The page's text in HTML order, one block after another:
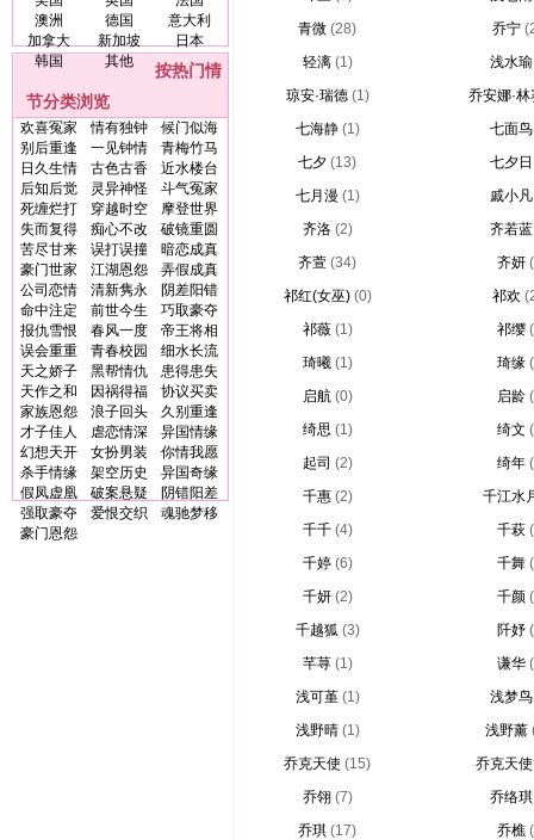
澳洲
德国
意大利
加拿大
新加坡
日本
韩国
其他
按热门情
节分类浏览
欢喜冤家 情有独钟
候门似海
别后重逢
一见钟情
青梅竹马
日久生情
古色古香
近水楼台
后知后觉
灵异神怪
斗气冤家
死缠烂打
穿越时空
摩登世界
失而复得
痴心不改
破镜重圆
苦尽甘来
误打误撞
暗恋成真
豪门世家
江湖恩怨
弄假成真
公司恋情
清新隽永
阴差阳错
命中注定
前世今生
巧取豪夺
报仇雪恨
春风一度
帝王将相
误会重重
青春校园
细水长流
天之娇子
黑帮情仇
患得患失
天作之和
因祸得福
协议买卖
家族恩怨
浪子回头
久别重逢
才子佳人
虐恋情深
异国情缘
幻想天开
女扮男装
你情我愿
杀手情缘
架空历史
异国奇缘
假凤虚凰
破案悬疑
阴错阳差
强取豪夺
爱恨交织
魂驰梦移
豪门恩怨
青微 (28) 乔宁
轻漓 (1)
浅水瑜
琼安·瑞德 (1)
乔安娜·林
七海静 (1)
七面鸟
七夕 (13)
七夕日
七月漫 (1)
戚小凡
齐洛 (2)
齐若蓝
齐萱 (34) 齐妍
祁红(女巫) (0) 祁欢
祁薇 (1) 祁缨
琦曦 (1) 琦缘
启航 (0) 启龄
绮思 (1) 绮文
起司 (2) 绮年
千惠 (2)
千江水
千千 (4) 千萩
千婷 (6) 千舞
千妍 (2) 千颜
千越狐 (3) 阡妤
芊荨 (1) 谦华
浅可堇 (1)
浅梦鸟
浅野晴 (1) 浅野薰
乔克天使 (15)
乔克天
乔翎 (7)
乔络琪
乔琪 (17) 乔樵